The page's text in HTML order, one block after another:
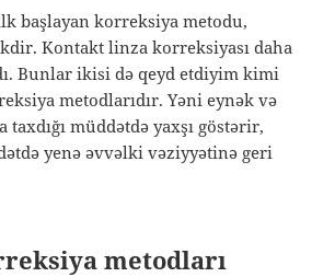
başlayan korreksiya metodu,
Kontakt linza korreksiyası daha
Bunlar ikisi də qeyd etdiyim kimi
metodlarıdır. Yəni eynək və
müddətdə yaxşı göstərir,
yenə əvvəlki vəziyyətinə geri
metodları